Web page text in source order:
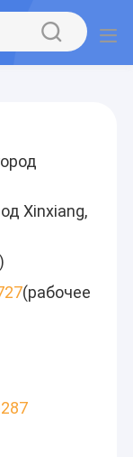
Xinxiang,
(рабочее